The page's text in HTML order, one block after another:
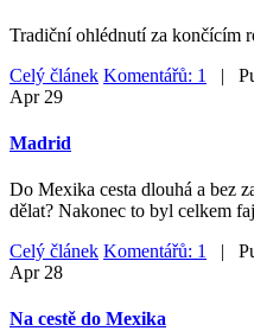
Tradiční ohlédnutí za končícím
Celý článek Komentářů: 1 |
Apr 29
Madrid
Do Mexika cesta dlouhá a bez
dělat? Nakonec to byl celkem
Celý článek Komentářů: 1 |
Apr 28
Na cestě do Mexika